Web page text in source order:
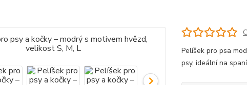
Pelíšek pro psa
psy, ideální na